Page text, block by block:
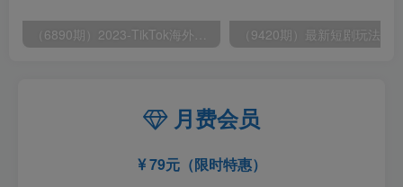
月费会员
79元（限时特惠）